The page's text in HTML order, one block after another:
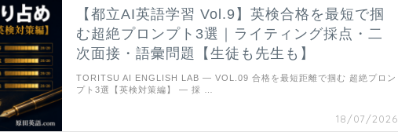
【都立AI英語学習 Vol.9】英検合格を最短で掴
む超絶プロンプト3選｜ライティング採点・二
次面接・語彙問題【生徒も先生も】
18/07/2026
TORITSU AI ENGLISH LAB — VOL.09 合格を最短距離で掴む 超絶プロン
プト3選【英検対策編】 ― 採 …